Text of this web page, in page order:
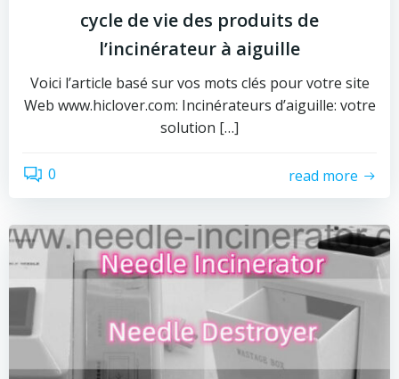
cycle de vie des produits de
l’incinérateur à aiguille
Voici l’article basé sur vos mots clés pour votre site
Web www.hiclover.com: Incinérateurs d’aiguille: votre
solution […]
0 read more